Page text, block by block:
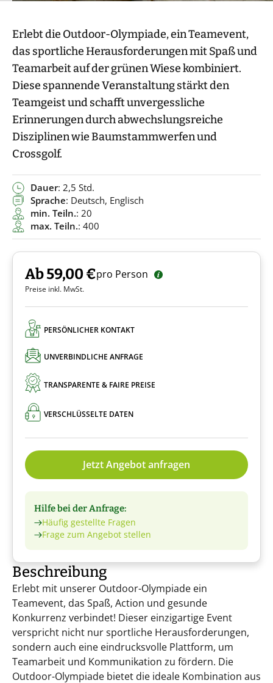
Erlebt die Outdoor-Olympiade, ein Teamevent,
das sportliche Herausforderungen mit Spaß und
Teamarbeit auf der grünen Wiese kombiniert.
Diese spannende Veranstaltung stärkt den
Teamgeist und schafft unvergessliche
Erinnerungen durch abwechslungsreiche
Disziplinen wie Baumstammwerfen und
Crossgolf.
Dauer: 2,5 Std.
Sprache: Deutsch, Englisch
min. Teiln.: 20
max. Teiln.: 400
Ab 59,00 €pro Person
Preise inkl. MwSt.
PERSÖNLICHER KONTAKT
UNVERBINDLICHE ANFRAGE
TRANSPARENTE & FAIRE PREISE
VERSCHLÜSSELTE DATEN
Jetzt Angebot anfragen
Hilfe bei der Anfrage:
Häufig gestellte Fragen
Frage zum Angebot stellen
Beschreibung
Erlebt mit unserer Outdoor-Olympiade ein
Teamevent, das Spaß, Action und gesunde
Konkurrenz verbindet! Dieser einzigartige Event
verspricht nicht nur sportliche Herausforderungen,
sondern auch eine eindrucksvolle Plattform, um
Teamarbeit und Kommunikation zu fördern. Die
Outdoor-Olympiade bietet die ideale Kombination aus